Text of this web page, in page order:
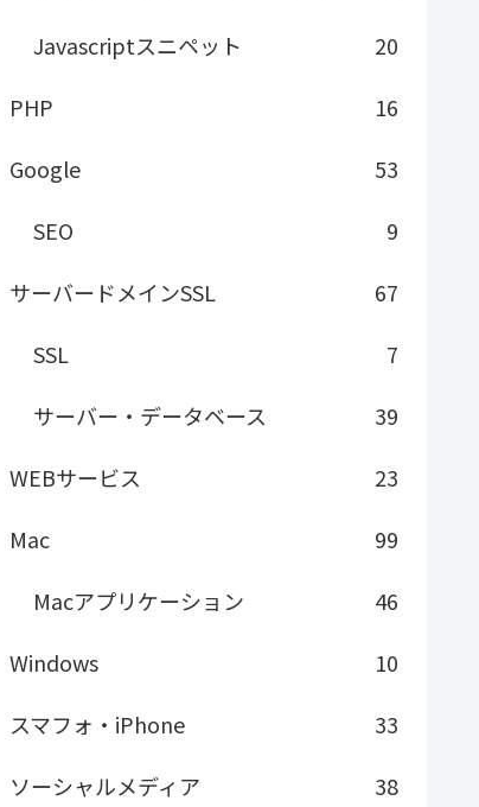
Javascriptスニペット
20
PHP
16
Google
53
SEO
9
サーバードメインSSL
67
SSL
7
サーバー・データベース
39
WEBサービス
23
Mac
99
Macアプリケーション
46
Windows
10
スマフォ・iPhone
33
ソーシャルメディア
38